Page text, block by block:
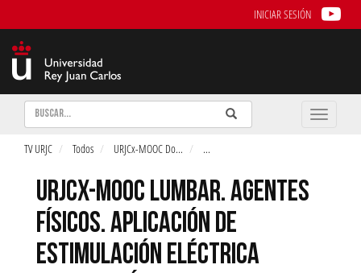
INICIAR SESIÓN
Buscar Enviar
Buscar
Toggle
TV URJC Todos URJCx-MOOC Do... ...
URJCX-MOOC LUMBAR. AGENTES
FÍSICOS. APLICACIÓN DE
ESTIMULACIÓN ELÉCTRICA